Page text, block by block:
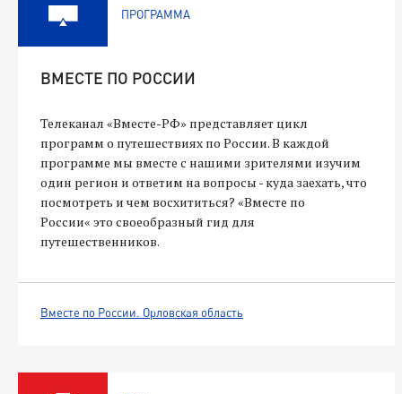
ПРОГРАММА
ВМЕСТЕ ПО РОССИИ
Телеканал «Вместе-РФ» представляет цикл
программ о путешествиях по России. В каждой
программе мы вместе с нашими зрителями изучим
один регион и ответим на вопросы - куда заехать, что
посмотреть и чем восхититься? «Вместе по
России« это своеобразный гид для
путешественников.
Вместе по России. Орловская область